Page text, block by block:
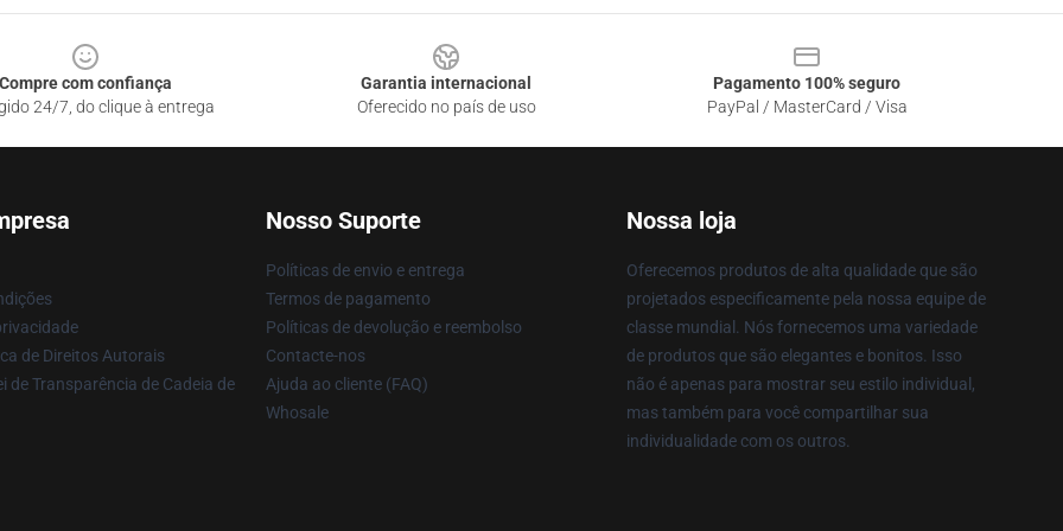
Compre com confiança
24/7, do clique à entrega
Garantia internacional
Oferecido no país de uso
Pagamento 100% seguro
PayPal / MasterCard / Visa
de Direitos Autorais
de Transparência de Cadeia de
Nosso Suporte
Políticas de envio e entrega
Termos de pagamento
Políticas de devolução e reembolso
Contacte-nos
Ajuda ao cliente (FAQ)
Whosale
Nossa loja
Oferecemos produtos de alta qualidade que são
projetados especificamente pela nossa equipe de
classe mundial. Nós fornecemos uma variedade
de produtos que são elegantes e bonitos. Isso
não é apenas para mostrar seu estilo individual,
mas também para você compartilhar sua
individualidade com os outros.